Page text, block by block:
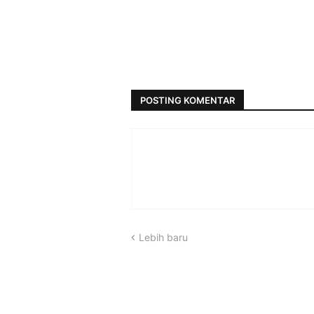
POSTING KOMENTAR
Lebih baru